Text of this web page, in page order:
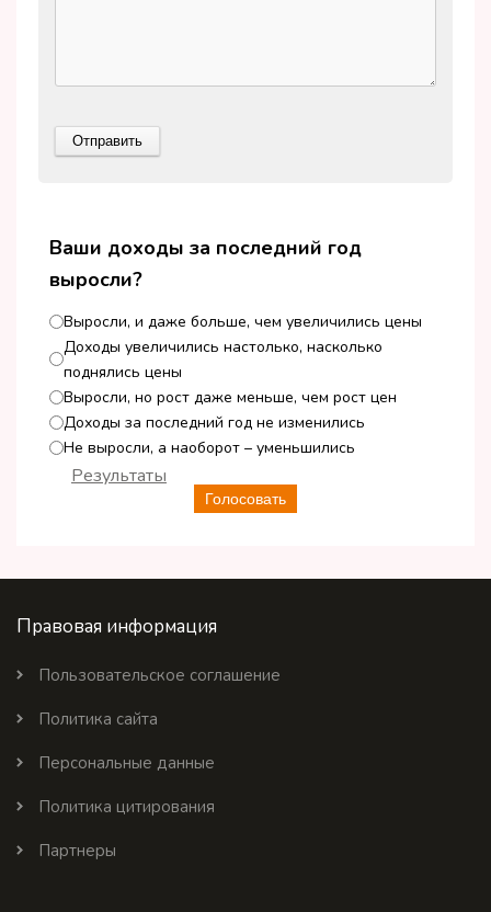
Ваши доходы за последний год
выросли?
Выросли, и даже больше, чем увеличились цены
Доходы увеличились настолько, насколько
поднялись цены
Выросли, но рост даже меньше, чем рост цен
Доходы за последний год не изменились
Не выросли, а наоборот – уменьшились
Голосовать
Результаты
Правовая информация
Пользовательское соглашение
Политика сайта
Персональные данные
Политика цитирования
Партнеры